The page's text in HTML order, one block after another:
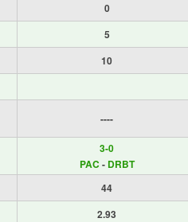
0
5
10
----
3-0
PAC - DRBT
44
2.93